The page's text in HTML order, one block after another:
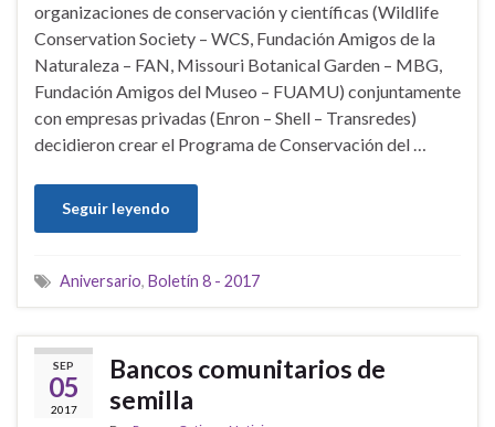
organizaciones de conservación y científicas (Wildlife
Conservation Society – WCS, Fundación Amigos de la
Naturaleza – FAN, Missouri Botanical Garden – MBG,
Fundación Amigos del Museo – FUAMU) conjuntamente
con empresas privadas (Enron – Shell – Transredes)
decidieron crear el Programa de Conservación del …
Seguir leyendo
Aniversario, Boletín 8 - 2017
SEP
05
2017
Bancos comunitarios de
semilla